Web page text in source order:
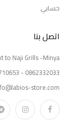
حسابي
اتصل بنا
to Naji Grills -Minya
- 0862332033
store.com